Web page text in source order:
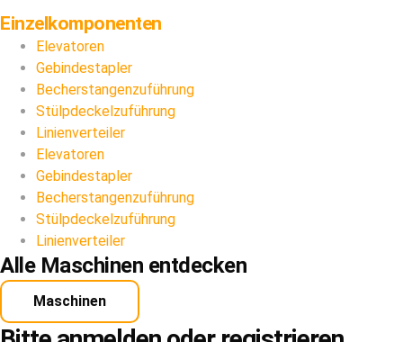
Einzelkomponenten
Elevatoren
Gebindestapler
Becherstangenzuführung
Stülpdeckelzuführung
Linienverteiler
Elevatoren
Gebindestapler
Becherstangenzuführung
Stülpdeckelzuführung
Linienverteiler
Alle Maschinen entdecken
Maschinen